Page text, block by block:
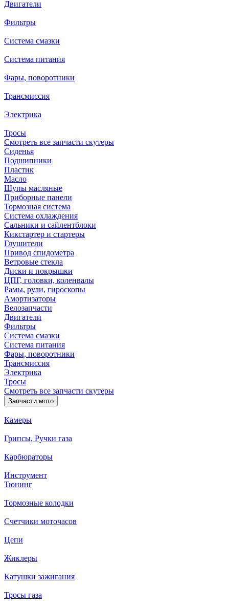
Двигатели
Фильтры
Система смазки
Система питания
Фары, поворотники
Трансмиссия
Электрика
Тросы
Смотреть все запчасти скутеры
Сиденья
Подшипники
Пластик
Масло
Щупы масляные
Приборные панели
Тормозная система
Система охлаждения
Сальники и сайлентблоки
Кикстартер и стартеры
Глушители
Привод спидометра
Ветровые стекла
Диски и покрышки
ЦПГ, головки, коленвалы
Рамы, рули, гироскопы
Амортизаторы
Велозапчасти
Двигатели
Фильтры
Система смазки
Система питания
Фары, поворотники
Трансмиссия
Электрика
Тросы
Смотреть все запчасти скутеры
Запчасти мото
Камеры
Грипсы, Ручки газа
Карбюраторы
Инструмент
Тюнинг
Тормозные колодки
Счетчики моточасов
Цепи
Жиклеры
Катушки зажигания
Тросы газа